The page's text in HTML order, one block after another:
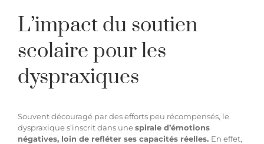
L’impact du soutien
scolaire pour les
dyspraxiques
Souvent découragé par des efforts peu récompensés, le
dyspraxique s’inscrit dans unespirale d’émotions
négatives, loin de refléter ses capacités réelles. En effet,